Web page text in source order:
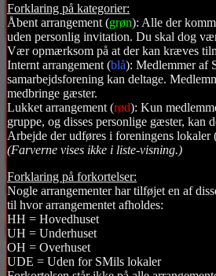
Forklaring på kategorier:
Åbent arrangement (grøn): Alle der
uden personlig invitation. Du skal dog
Vær opmærksom på at der kan kræves
Internt arrangement (blå): Medlemmer af
samarbejdsforening kan deltage.
medbringe gæster.
Lukket arrangement (rød): Kun
gruppe, og disses personlige gæster, kan
Arbejde der udføres i foreningens lokaler
(Farverne vises ikke i liste-visning.)
Forklaring på forkortelser:
Nogle arrangementer har tilføjet en af
til hvor arrangementet afholdes:
HH = Hovedhuset
UH = Underhuset
OH = Overhuset
UDE = Uden for SMils lokaler